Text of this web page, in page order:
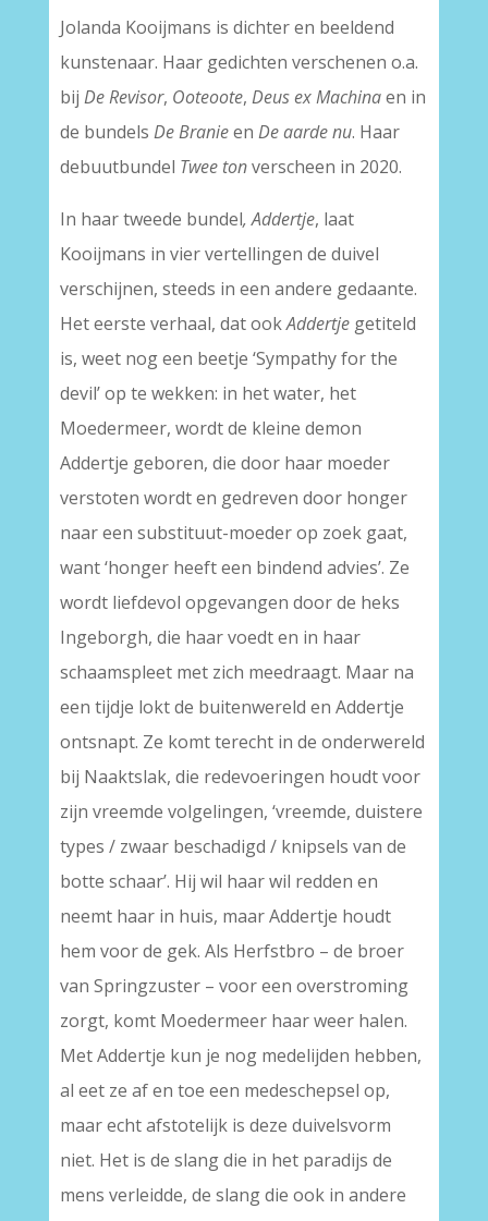
Jolanda Kooijmans is dichter en beeldend
kunstenaar. Haar gedichten verschenen o.a.
bij De Revisor, Ooteoote, Deus ex Machinaen in
de bundels De Branieen De aarde nu. Haar
debuutbundel Twee tonverscheen in 2020.
In haar tweede bundel, Addertje, laat
Kooijmans in vier vertellingen de duivel
verschijnen, steeds in een andere gedaante.
Het eerste verhaal, dat ookAddertjegetiteld
is, weet nog een beetje ‘Sympathy for the
devil’ op te wekken: in het water, het
Moedermeer, wordt de kleine demon
Addertje geboren, die door haar moeder
verstoten wordt en gedreven door honger
naar een substituut-moeder op zoek gaat,
want ‘honger heeft een bindend advies’. Ze
wordt liefdevol opgevangen door de heks
Ingeborgh, die haar voedt en in haar
schaamspleet met zich meedraagt. Maar na
een tijdje lokt de buitenwereld en Addertje
ontsnapt. Ze komt terecht in de onderwereld
bij Naaktslak, die redevoeringen houdt voor
zijn vreemde volgelingen, ‘vreemde, duistere
types / zwaar beschadigd / knipsels van de
botte schaar’. Hij wil haar wil redden en
neemt haar in huis, maar Addertje houdt
hem voor de gek. Als Herfstbro – de broer
van Springzuster – voor een overstroming
zorgt, komt Moedermeer haar weer halen.
Met Addertje kun je nog medelijden hebben,
al eet ze af en toe een medeschepsel op,
maar echt afstotelijk is deze duivelsvorm
niet. Het is de slang die in het paradijs de
mens verleidde, de slang die ook in andere